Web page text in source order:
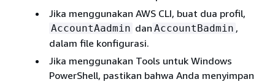
Jika menggunakan AWS CLI, buat dua profil,
AccountAadmin dan AccountBadmin ,
dalam file konfigurasi.
Jika menggunakan Tools untuk Windows
PowerShell, pastikan bahwa Anda menyimpan